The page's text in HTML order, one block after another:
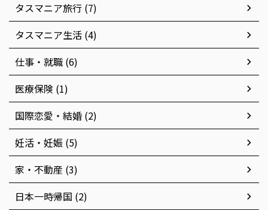
タスマニア旅行 (7)
タスマニア生活 (4)
仕事・就職 (6)
医療保険 (1)
国際恋愛・結婚 (2)
妊活・妊娠 (5)
家・不動産 (3)
日本一時帰国 (2)